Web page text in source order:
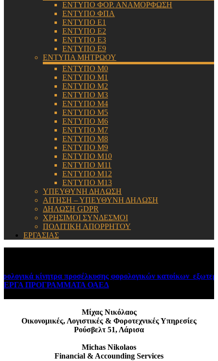
ΕΝΤΥΠΟ ΦΟΡ. ΑΝΑΜΟΡΦΩΣΗ
ΕΝΤΥΠΟ ΦΠΑ
ΕΝΤΥΠΟ Ε1
ΕΝΤΥΠΟ Ε2
ΕΝΤΥΠΟ Ε3
ΕΝΤΥΠΟ Ε9
ΕΝΤΥΠΑ ΜΗΤΡΩΟΥ
ΕΝΤΥΠΟ Μ0
ΕΝΤΥΠΟ Μ1
ΕΝΤΥΠΟ Μ2
ΕΝΤΥΠΟ Μ3
ΕΝΤΥΠΟ Μ4
ΕΝΤΥΠΟ Μ5
ΕΝΤΥΠΟ Μ6
ΕΝΤΥΠΟ Μ7
ΕΝΤΥΠΟ Μ8
ΕΝΤΥΠΟ Μ9
ΕΝΤΥΠΟ Μ10
ΕΝΤΥΠΟ Μ11
ΕΝΤΥΠΟ Μ12
ΕΝΤΥΠΟ Μ13
ΥΠΕΥΘΥΝΗ ΔΗΛΩΣΗ
ΑΙΤΗΣΗ – ΥΠΕΥΘΥΝΗ ΔΗΛΩΣΗ
ΔΗΛΩΣΗ GDPR
ΧΡΗΣΙΜΟΙ ΣΥΝΔΕΣΜΟΙ
ΠΟΛΙΤΙΚΗ ΑΠΟΡΡΗΤΟΥ
ΕΡΓΑΣΙΑΣ
κίνητρα προσέλκυσης φορολογικών κατοίκων
ΠΡΟΓΡΑΜΜΑΤΑ ΟΑΕΔ August 6, 2026
Μίχας Νικόλαος
Οικονομικές, Λογιστικές & Φοροτεχνικές Υπηρεσίες
Ρούσβελτ 51, Λάρισα
Michas Nikolaos
Financial & Accounding Services